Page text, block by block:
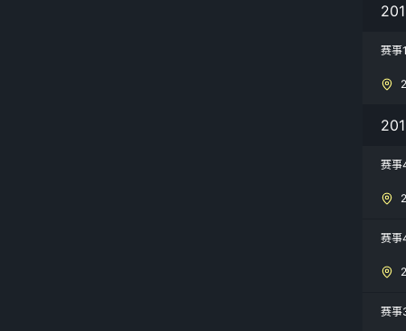
赛事
赛事
赛事
赛事